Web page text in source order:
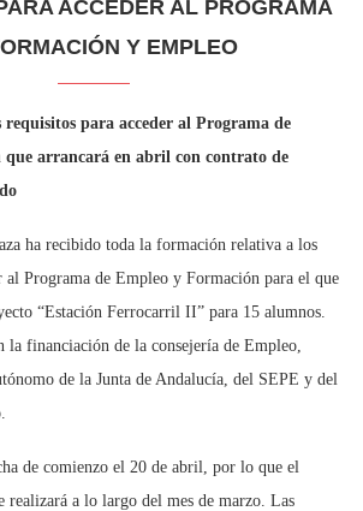
ACCEDER AL PROGRAMA
Y EMPLEO
requisitos para acceder al Programa de
arrancará en abril con contrato de
ha recibido toda la formación relativa a los
al Programa de Empleo y Formación para el que
“Estación Ferrocarril II” para 15 alumnos.
la financiación de la consejería de Empleo,
de la Junta de Andalucía, del SEPE y del
de comienzo el 20 de abril, por lo que el
realizará a lo largo del mes de marzo. Las